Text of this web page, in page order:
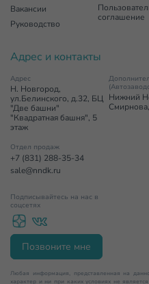
Вакансии
Руководство
соглашение
Адрес и контакты
Адрес
Н. Новгород,
ул.Белинского, д.32, БЦ
"Две башни"
"Квадратная башня", 5
этаж
Нижний
Отдел продаж
+7 (831) 288-35-34
sale@nndk.ru
Подписывайтесь на нас в
соцсетях
Позвоните мне
Любая информация, представленная на
характер и ни при каких условиях не